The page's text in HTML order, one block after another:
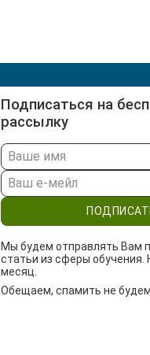
Подписаться на
рассылку
Мы будем отправлять Вам
статьи из сферы обучения.
месяц.
Обещаем, спамить не